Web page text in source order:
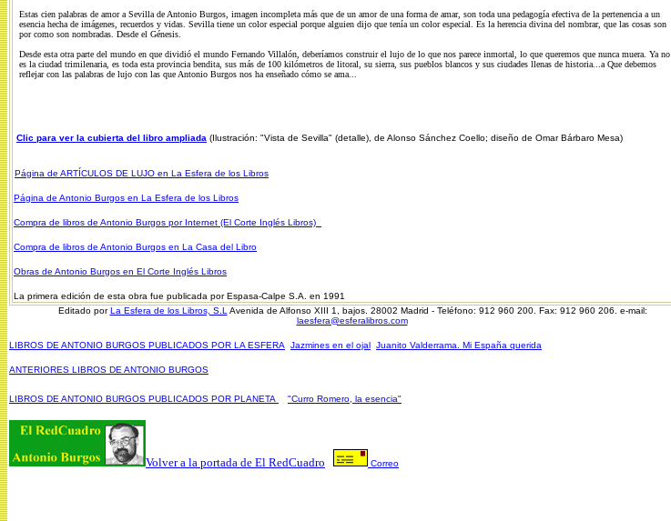
Estas cien palabras de amor a Sevilla de Antonio Burgos, imagen incompleta más que de un amor de una forma de amar, son toda una pedagogía efectiva de la pertenencia a un
esencia hecha de imágenes, recuerdos y vidas. Sevilla tiene un color especial porque alguien dijo que tenía un color especial. Es la herencia divina del nombrar, que las cosas son
por como son nombradas. Desde el Génesis.
Desde esta otra parte del mundo en que dividió el mundo Fernando Villalón, deberíamos construir el lujo de lo que nos parece inmortal, lo que queremos que nunca muera. Ya no
es la ciudad trimilenaria, es toda esta provincia bendita, sus más de 100 kilómetros de litoral, su sierra, sus pueblos blancos y sus ciudades llenas de historia...a Que debemos
reflejar con las palabras de lujo con las que Antonio Burgos nos ha enseñado cómo se ama...
Clic para ver la cubierta del libro ampliada (Ilustración: "Vista de Sevilla" (detalle), de Alonso Sánchez Coello; diseño de Omar Bárbaro Mesa)
Página de ARTÍCULOS DE LUJO en La Esfera de los Libros
Página de Antonio Burgos en La Esfera de los Libros
Compra de libros de Antonio Burgos por Internet (El Corte Inglés Libros)
Compra de libros de Antonio Burgos en La Casa del Libro
Obras de Antonio Burgos en El Corte Inglés Libros
La primera edición de esta obra fue publicada por Espasa-Calpe S.A. en 1991
Editado porLa Esfera de los Libros, S.L Avenida de Alfonso XIII 1, bajos. 28002 Madrid - Teléfono: 912 960 200. Fax: 912 960 206. e-mail:
laesfera@esferalibros.com
LIBROS DE ANTONIO BURGOS PUBLICADOS POR LA ESFERA Jazmines en el ojal Juanito Valderrama. Mi España querida
ANTERIORES LIBROS DE ANTONIO BURGOS
LIBROS DE ANTONIO BURGOS PUBLICADOS POR PLANETA "Curro Romero, la esencia"
Volver a la portada de El RedCuadro Correo